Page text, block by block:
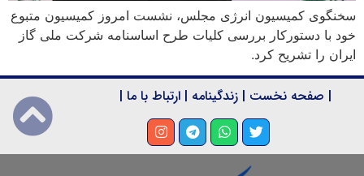
سخنگوی کمیسیون انرژی مجلس، نشست امروز کمیسیون متبوع
خود با دستورکار بررسی کلیات طرح اساسنامه شرکت ملی گاز
ایران را تشریح کرد.
| صفحه نخست | زندگینامه | ارتباط با ما |